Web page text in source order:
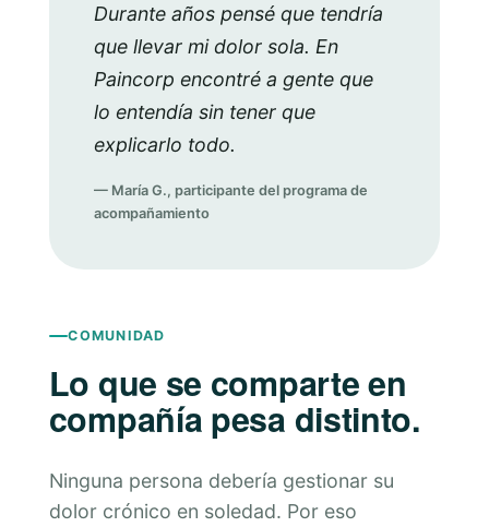
Durante años pensé que tendría
que llevar mi dolor sola. En
Paincorp encontré a gente que
lo entendía sin tener que
explicarlo todo.
— María G., participante del programa de
acompañamiento
COMUNIDAD
Lo que se comparte en
compañía pesa distinto.
Ninguna persona debería gestionar su
dolor crónico en soledad. Por eso